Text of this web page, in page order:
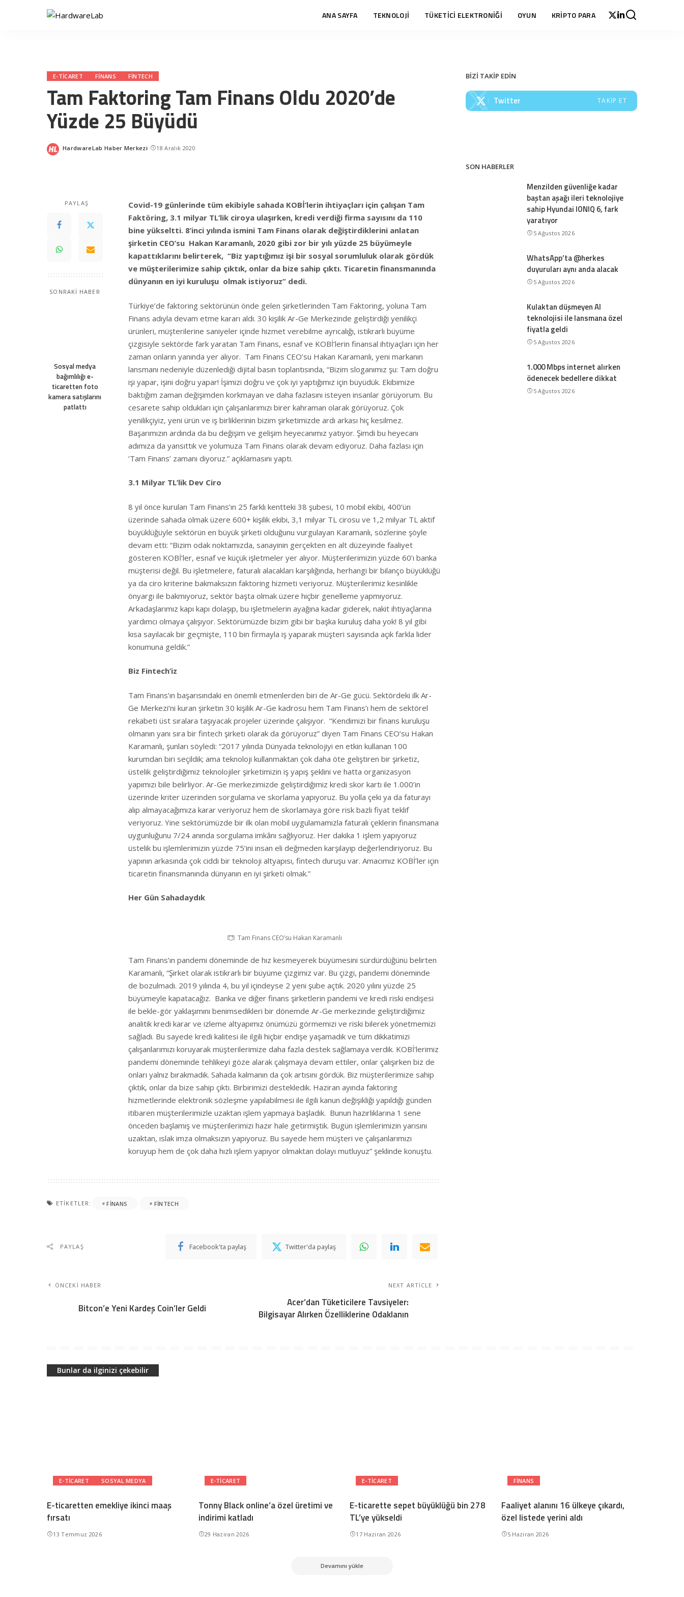
ANA SAYFA TEKNOLOJİ TÜKETİCİ ELEKTRONİĞİ OYUN KRİPTO PARA
E-TICARET FINANS FINTECH
Tam Faktoring Tam Finans Oldu 2020’de
Yüzde 25 Büyüdü
Posted
HardwareLab Haber Merkezi 18 Aralık 2020
PAYLAŞ
SONRAKİ HABER
Sosyal medya
bağımlılığı e-
ticaretten foto
kamera satışlarını
patlattı
Covid-19 günlerinde tüm ekibiyle sahada KOBİ’lerin ihtiyaçları için çalışan Tam
Faktöring, 3.1 milyar TL’lik ciroya ulaşırken, kredi verdiği firma sayısını da 110
bine yükseltti. 8’inci yılında ismini Tam Finans olarak değiştirdiklerini anlatan
şirketin CEO’su Hakan Karamanlı, 2020 gibi zor bir yılı yüzde 25 büyümeyle
kapattıklarını belirterek, “Biz yaptığımız işi bir sosyal sorumluluk olarak gördük
ve müşterilerimize sahip çıktık, onlar da bize sahip çıktı. Ticaretin finansmanında
dünyanın en iyi kuruluşu olmak istiyoruz” dedi.
Türkiye’de faktoring sektörünün önde gelen şirketlerinden Tam Faktoring, yoluna Tam
Finans adıyla devam etme kararı aldı. 30 kişilik Ar-Ge Merkezinde geliştirdiği yenilikçi
ürünleri, müşterilerine saniyeler içinde hizmet verebilme ayrıcalığı, istikrarlı büyüme
çizgisiyle sektörde fark yaratan Tam Finans, esnaf ve KOBİ’lerin finansal ihtiyaçları için her
zaman onların yanında yer alıyor. Tam Finans CEO’su Hakan Karamanlı, yeni markanın
lansmanı nedeniyle düzenlediği dijital basın toplantısında, “Bizim sloganımız şu: Tam doğru
işi yapar, işini doğru yapar! İşimizi doğru ve çok iyi yaptığımız için büyüdük. Ekibimize
baktığım zaman değişimden korkmayan ve daha fazlasını isteyen insanlar görüyorum. Bu
cesarete sahip oldukları için çalışanlarımızı birer kahraman olarak görüyoruz. Çok
yenilikçiyiz, yeni ürün ve iş birliklerinin bizim şirketimizde ardı arkası hiç kesilmez.
Başarımızın ardında da bu değişim ve gelişim heyecanımız yatıyor. Şimdi bu heyecanı
adımıza da yansıttık ve yolumuza Tam Finans olarak devam ediyoruz. Daha fazlası için
‘Tam Finans’ zamanı diyoruz.” açıklamasını yaptı.
3.1 Milyar TL’lik Dev Ciro
8 yıl önce kurulan Tam Finans’ın 25 farklı kentteki 38 şubesi, 10 mobil ekibi, 400’ün
üzerinde sahada olmak üzere 600+ kişilik ekibi, 3,1 milyar TL cirosu ve 1,2 milyar TL aktif
büyüklüğüyle sektörün en büyük şirketi olduğunu vurgulayan Karamanlı, sözlerine şöyle
devam etti: “Bizim odak noktamızda, sanayinin gerçekten en alt düzeyinde faaliyet
gösteren KOBİ’ler, esnaf ve küçük işletmeler yer alıyor. Müşterilerimizin yüzde 60’ı banka
müşterisi değil. Bu işletmelere, faturalı alacakları karşılığında, herhangi bir bilanço büyüklüğü
ya da ciro kriterine bakmaksızın faktoring hizmeti veriyoruz. Müşterilerimiz kesinlikle
önyargı ile bakmıyoruz, sektör başta olmak üzere hiçbir genelleme yapmıyoruz.
Arkadaşlarımız kapı kapı dolaşıp, bu işletmelerin ayağına kadar giderek, nakit ihtiyaçlarına
yardımcı olmaya çalışıyor. Sektörümüzde bizim gibi bir başka kuruluş daha yok! 8 yıl gibi
kısa sayılacak bir geçmişte, 110 bin firmayla iş yaparak müşteri sayısında açık farkla lider
konumuna geldik.”
Biz Fintech’iz
Tam Finans’ın başarısındaki en önemli etmenlerden biri de Ar-Ge gücü. Sektördeki ilk Ar-
Ge Merkezi’ni kuran şirketin 30 kişilik Ar-Ge kadrosu hem Tam Finans’ı hem de sektörel
rekabeti üst sıralara taşıyacak projeler üzerinde çalışıyor. “Kendimizi bir finans kuruluşu
olmanın yanı sıra bir fintech şirketi olarak da görüyoruz” diyen Tam Finans CEO’su Hakan
Karamanlı, şunları söyledi: “2017 yılında Dünyada teknolojiyi en etkin kullanan 100
kurumdan biri seçildik; ama teknoloji kullanmaktan çok daha öte geliştiren bir şirketiz,
üstelik geliştirdiğimiz teknolojiler şirketimizin iş yapış şeklini ve hatta organizasyon
yapımızı bile belirliyor. Ar-Ge merkezimizde geliştirdiğimiz kredi skor kartı ile 1.000’in
üzerinde kriter üzerinden sorgulama ve skorlama yapıyoruz. Bu yolla çeki ya da faturayı
alıp almayacağımıza karar veriyoruz hem de skorlamaya göre risk bazlı fiyat teklif
veriyoruz. Yine sektörümüzde bir ilk olan mobil uygulamamızla faturalı çeklerin finansmana
uygunluğunu 7/24 anında sorgulama imkânı sağlıyoruz. Her dakika 1 işlem yapıyoruz
üstelik bu işlemlerimizin yüzde 75’ini insan eli değmeden karşılayıp değerlendiriyoruz. Bu
yapının arkasında çok ciddi bir teknoloji altyapısı, fintech duruşu var. Amacımız KOBİ’ler için
ticaretin finansmanında dünyanın en iyi şirketi olmak.”
Her Gün Sahadaydık
Tam Finans CEO’su Hakan Karamanlı
Tam Finans’ın pandemi döneminde de hız kesmeyerek büyümesini sürdürdüğünü belirten
Karamanlı, “Şirket olarak istikrarlı bir büyüme çizgimiz var. Bu çizgi, pandemi döneminde
de bozulmadı. 2019 yılında 4, bu yıl içindeyse 2 yeni şube açtık. 2020 yılını yüzde 25
büyümeyle kapatacağız. Banka ve diğer finans şirketlerin pandemi ve kredi riski endişesi
ile bekle-gör yaklaşımını benimsedikleri bir dönemde Ar-Ge merkezinde geliştirdiğimiz
analitik kredi karar ve izleme altyapımız önümüzü görmemizi ve riski bilerek yönetmemizi
sağladı. Bu sayede kredi kalitesi ile ilgili hiçbir endişe yaşamadık ve tüm dikkatimizi
çalışanlarımızı koruyarak müşterilerimize daha fazla destek sağlamaya verdik. KOBİ’lerimiz
pandemi döneminde tehlikeyi göze alarak çalışmaya devam ettiler, onlar çalışırken biz de
onları yalnız bırakmadık. Sahada kalmanın da çok artısını gördük. Biz müşterilerimize sahip
çıktık, onlar da bize sahip çıktı. Birbirimizi destekledik. Haziran ayında faktoring
hizmetlerinde elektronik sözleşme yapılabilmesi ile ilgili kanun değişikliği yapıldığı günden
itibaren müşterilerimizle uzaktan işlem yapmaya başladık. Bunun hazırlıklarına 1 sene
önceden başlamış ve müşterilerimizi hazır hale getirmiştik. Bugün işlemlerimizin yarısını
uzaktan, ıslak imza olmaksızın yapıyoruz. Bu sayede hem müşteri ve çalışanlarımızı
koruyup hem de çok daha hızlı işlem yapıyor olmaktan dolayı mutluyuz” şeklinde konuştu.
ETIKETLER: FINANS FINTECH
PAYLAŞ Facebook'ta paylaş Twitter'da paylaş
ÖNCEKI HABER
Bitcon’e Yeni Kardeş Coin’ler Geldi
NEXT ARTICLE
Acer’dan Tüketicilere Tavsiyeler:
Bilgisayar Alırken Özelliklerine Odaklanın
BİZİ TAKİP EDİN
Twitter TAKIP ET
SON HABERLER
Menzilden güvenliğe kadar
baştan aşağı ileri teknolojiye
sahip Hyundai IONIQ 6, fark
yaratıyor
5 Ağustos 2026
WhatsApp’ta @herkes
duyuruları aynı anda alacak
5 Ağustos 2026
Kulaktan düşmeyen AI
teknolojisi ile lansmana özel
fiyatla geldi
5 Ağustos 2026
1.000 Mbps internet alırken
ödenecek bedellere dikkat
5 Ağustos 2026
Bunlar da ilginizi çekebilir
E-TICARET SOSYAL MEDYA
E-ticaretten emekliye ikinci maaş
fırsatı
13 Temmuz 2026
E-TICARET
Tonny Black online’a özel üretimi ve
indirimi katladı
29 Haziran 2026
E-TICARET
E-ticarette sepet büyüklüğü bin 278
TL’ye yükseldi
17 Haziran 2026
FINANS
Faaliyet alanını 16 ülkeye çıkardı,
özel listede yerini aldı
5 Haziran 2026
Devamını yükle